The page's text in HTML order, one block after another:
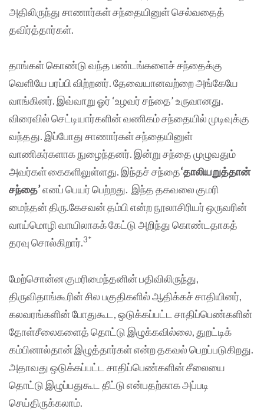
அதிலிருந்து சாணார்கள் சந்தையினுள் செல்வதைத்
தவிர்த்தார்கள்.
தாங்கள் கொண்டு வந்த பண்டங்களைச் சந்தைக்கு
‌‌‌வெ‌ளியே பரப்பி விற்றனர். தேவையானவற்றை அங்கேயே
வாங்கினர். இவ்வாறு ஓர் ‘உழவர் சந்தை’ உருவானது.
விரைவில் செட்டி‌‌‌‌‌‌‌‌‌‌‌‌‌‌‌யார்களின் வணிகம் சந்தையில் முடிவுக்கு
வந்தது. இப்போது சாணார்கள் சந்தையினுள்
வாணிகர்களாக நுழைந்தனர். இன்று சந்தை முழுவதும்
அவர்கள் கைக‌ளிலுள்ளது. இந்தச் சந்தை‘தாலியறுத்தான்
சந்தை’எனப் பெயர் பெற்றது. இந்த தகவலை குமரி
மைந்தன் திரு.கேசவன் தம்பி என்ற நூலாசிரியர் ஒருவரின்
வாய்மொழி வாயிலாகக் கேட்டு அறிந்து கொண்டதாகத்
தரவு சொல்கிறார்.3*
மேற்சொன்ன குமரிமைந்தனின் பதிவிலிருந்து,
திருவிதாங்கூரின் சில பகுதிகளில் ஆதிக்கச் சாதியினர்,
கலவரங்களின் போதுகூட, ஒடுக்கப்பட்ட சாதிப்பெண்களின்
தோள்சீலைகளைத் தொட்டு இழுக்கவில்லை, துறட்டிக்
கம்பினால்தான் இழுத்தார்கள் என்ற தகவல் பெறப்படுகிறது.
அதாவது ஒடுக்கப்பட்ட சாதிப்பெண்களின் சீலையை
தொட்டு இழுப்பதுகூட தீட்டு என்பதற்காக அப்படி
செய்திருக்கலாம்.